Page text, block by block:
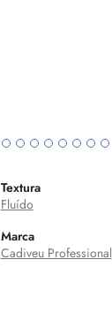
Textura
Fluído
Marca
Cadiveu Professional